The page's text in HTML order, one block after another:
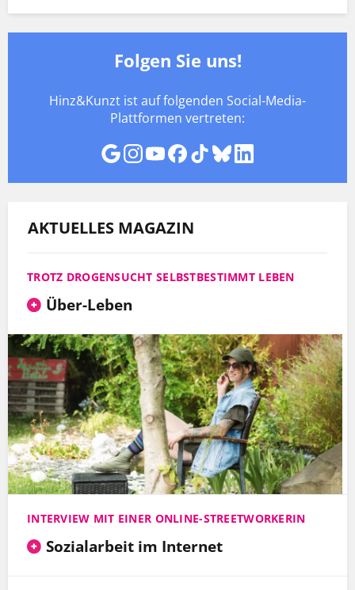
Folgen Sie uns!
Hinz&Kunzt ist auf folgenden Social-Media-
Plattformen vertreten:
AKTUELLES MAGAZIN
TROTZ DROGENSUCHT SELBSTBESTIMMT LEBEN
Über-Leben
INTERVIEW MIT EINER ONLINE-STREETWORKERIN
Sozialarbeit im Internet